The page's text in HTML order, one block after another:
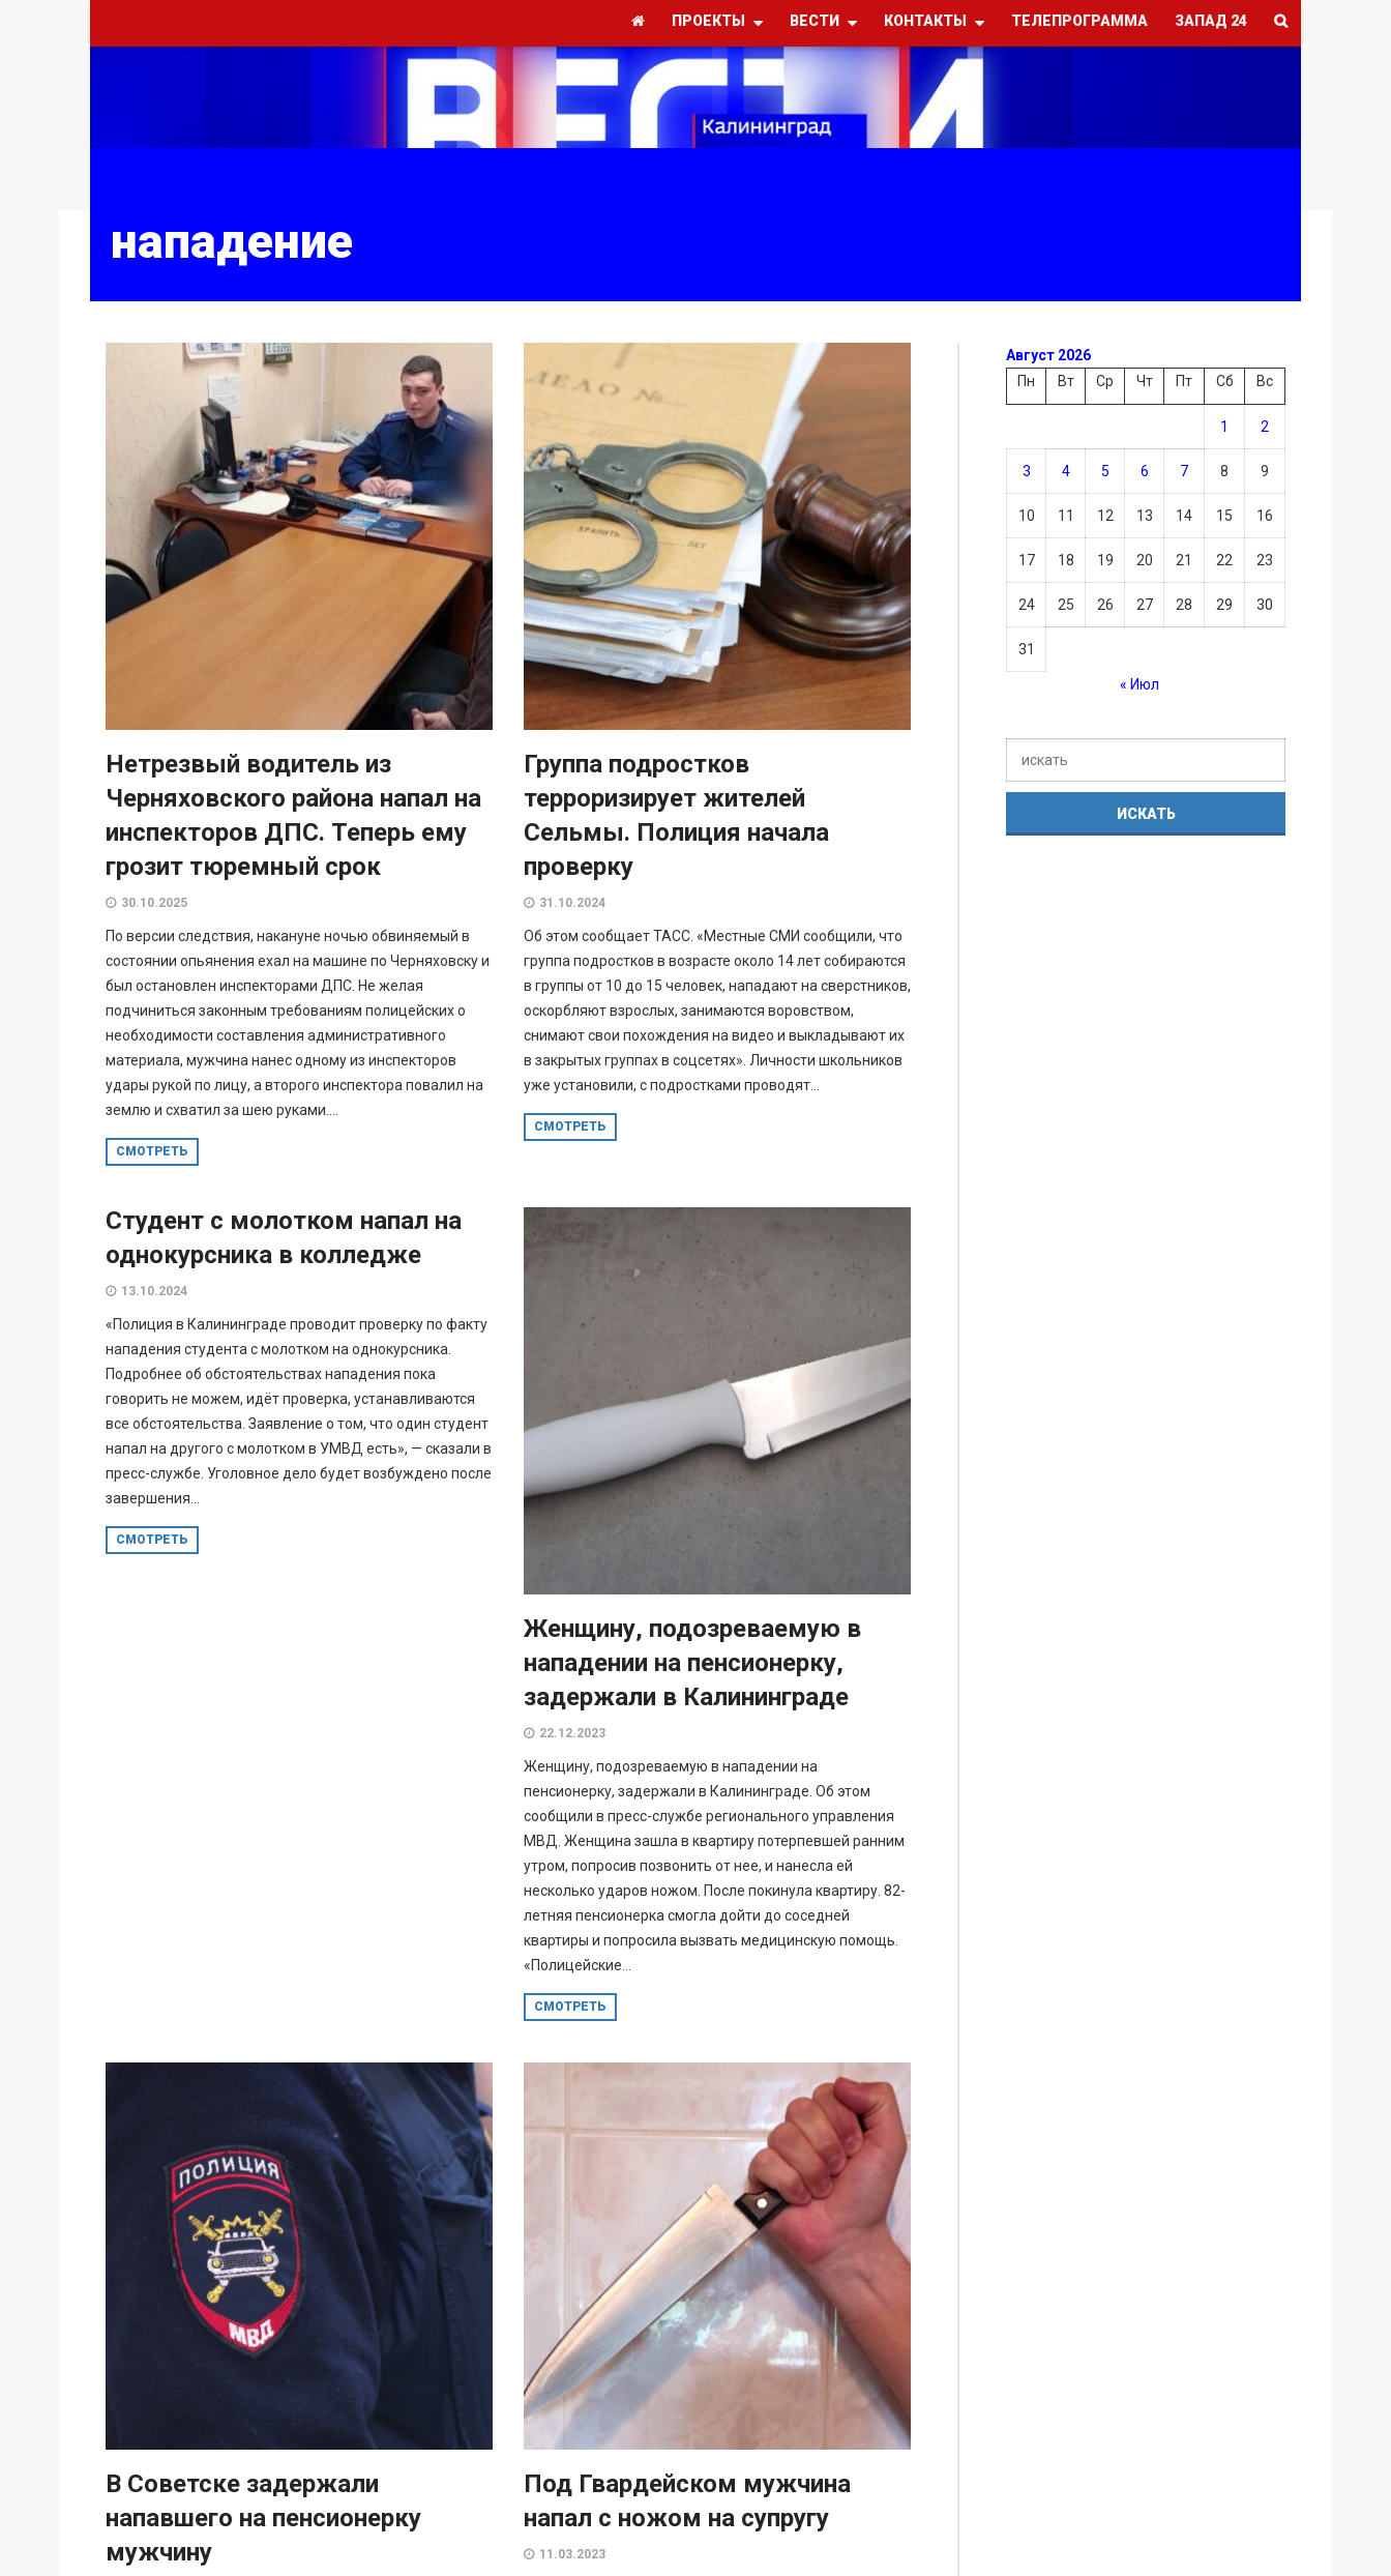
ПРОЕКТЫ ВЕСТИ КОНТАКТЫ ТЕЛЕПРОГРАММА ЗАПАД 24
нападение
Нетрезвый водитель из
Черняховского района напал на
инспекторов ДПС. Теперь ему
грозит тюремный срок
30.10.2025
По версии следствия, накануне ночью обвиняемый в
состоянии опьянения ехал на машине по Черняховску и
был остановлен инспекторами ДПС. Не желая
подчиниться законным требованиям полицейских о
необходимости составления административного
материала, мужчина нанес одному из инспекторов
удары рукой по лицу, а второго инспектора повалил на
землю и схватил за шею руками....
СМОТРЕТЬ
Группа подростков
терроризирует жителей
Сельмы. Полиция начала
проверку
31.10.2024
Об этом сообщает ТАСС. «Местные СМИ сообщили, что
группа подростков в возрасте около 14 лет собираются
в группы от 10 до 15 человек, нападают на сверстников,
оскорбляют взрослых, занимаются воровством,
снимают свои похождения на видео и выкладывают их
в закрытых группах в соцсетях». Личности школьников
уже установили, с подростками проводят...
СМОТРЕТЬ
Студент с молотком напал на
однокурсника в колледже
13.10.2024
«Полиция в Калининграде проводит проверку по факту
нападения студента с молотком на однокурсника.
Подробнее об обстоятельствах нападения пока
говорить не можем, идёт проверка, устанавливаются
все обстоятельства. Заявление о том, что один студент
напал на другого с молотком в УМВД есть», — сказали в
пресс-службе. Уголовное дело будет возбуждено после
завершения...
СМОТРЕТЬ
Женщину, подозреваемую в
нападении на пенсионерку,
задержали в Калининграде
22.12.2023
Женщину, подозреваемую в нападении на
пенсионерку, задержали в Калининграде. Об этом
сообщили в пресс-службе регионального управления
МВД. Женщина зашла в квартиру потерпевшей ранним
утром, попросив позвонить от нее, и нанесла ей
несколько ударов ножом. После покинула квартиру. 82-
летняя пенсионерка смогла дойти до соседней
квартиры и попросила вызвать медицинскую помощь.
«Полицейские...
СМОТРЕТЬ
В Советске задержали
напавшего на пенсионерку
мужчину
Под Гвардейском мужчина
напал с ножом на супругу
11.03.2023
Август 2026
Пн
Вт Ср Чт Пт Сб Вс
1 2
3 4 5 6 7 8 9
10 11 12 13 14 15 16
17 18 19 20 21 22 23
24 25 26 27 28 29 30
31
« Июл